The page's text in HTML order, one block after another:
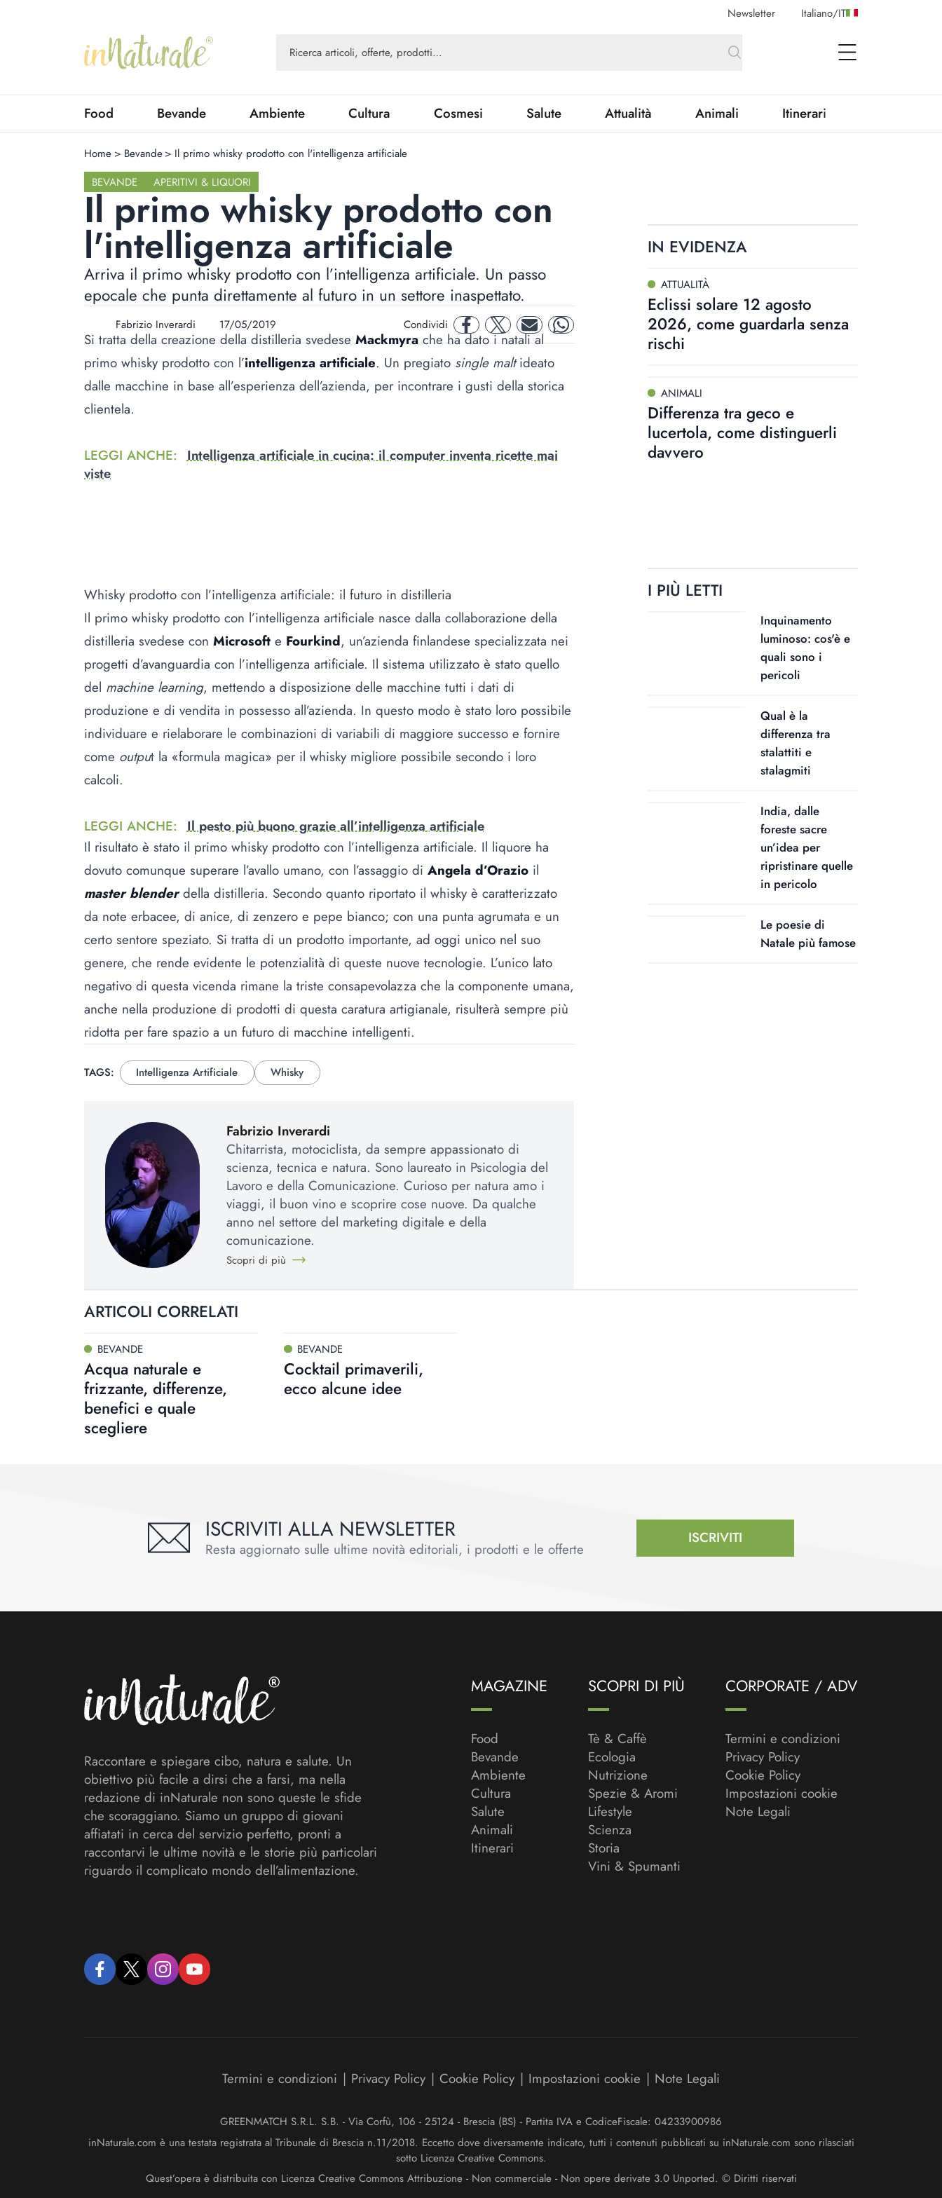
Newsletter Italiano/IT
open Menu
Food Bevande Ambiente Cultura Cosmesi Salute Attualità Animali Itinerari
Home > Bevande > Il primo whisky prodotto con l'intelligenza artificiale
BEVANDE
APERITIVI & LIQUORI
Il primo whisky prodotto con
l'intelligenza artificiale
Arriva il primo whisky prodotto con l’intelligenza artificiale. Un passo
epocale che punta direttamente al futuro in un settore inaspettato.
Fabrizio Inverardi 17/05/2019 Condividi facebooktwitter mail whatsapp
Si tratta della creazione della distilleria svedeseMackmyrache ha dato i natali al
primo whisky prodotto con l’intelligenza artificiale. Un pregiato single maltideato
dalle macchine in base all’esperienza dell’azienda, per incontrare i gusti della storica
clientela.
LEGGI ANCHE: Intelligenza artificiale in cucina: il computer inventa ricette mai
viste
Whisky prodotto con l’intelligenza artificiale: il futuro in distilleria
Il primo whisky prodotto con l’intelligenza artificiale nasce dalla collaborazione della
distilleria svedese con Microsoft e Fourkind, un’azienda finlandese specializzata nei
progetti d’avanguardia con l’intelligenza artificiale. Il sistema utilizzato è stato quello
del machine learning, mettendo a disposizione delle macchine tutti i dati di
produzione e di vendita in possesso all’azienda. In questo modo è stato loro possibile
individuare e rielaborare le combinazioni di variabili di maggiore successo e fornire
come output la «formula magica» per il whisky migliore possibile secondo i loro
calcoli.
LEGGI ANCHE: Il pesto più buono grazie all’intelligenza artificiale
Il risultato è stato il primo whisky prodotto con l’intelligenza artificiale. Il liquore ha
dovuto comunque superare l’avallo umano, con l’assaggio di Angela d’Orazio il
master blenderdella distilleria. Secondo quanto riportato il whisky è caratterizzato
da note erbacee, di anice, di zenzero e pepe bianco; con una punta agrumata e un
certo sentore speziato. Si tratta di un prodotto importante, ad oggi unico nel suo
genere, che rende evidente le potenzialità di queste nuove tecnologie. L’unico lato
negativo di questa vicenda rimane la triste consapevolazza che la componente umana,
anche nella produzione di prodotti di questa caratura artigianale, risulterà sempre più
ridotta per fare spazio a un futuro di macchine intelligenti.
TAGS: Intelligenza Artificiale Whisky
Fabrizio Inverardi
Chitarrista, motociclista, da sempre appassionato di
scienza, tecnica e natura. Sono laureato in Psicologia del
Lavoro e della Comunicazione. Curioso per natura amo i
viaggi, il buon vino e scoprire cose nuove. Da qualche
anno nel settore del marketing digitale e della
comunicazione.
Scopri di più
IN EVIDENZA
ATTUALITÀ
Eclissi solare 12 agosto
2026, come guardarla senza
rischi
ANIMALI
Differenza tra geco e
lucertola, come distinguerli
davvero
I PIÙ LETTI
Inquinamento
luminoso: cos'è e
quali sono i
pericoli
Qual è la
differenza tra
stalattiti e
stalagmiti
India, dalle
foreste sacre
un’idea per
ripristinare quelle
in pericolo
Le poesie di
Natale più famose
ARTICOLI CORRELATI
BEVANDE
Acqua naturale e
frizzante, differenze,
benefici e quale
scegliere
BEVANDE
Cocktail primaverili,
ecco alcune idee
ISCRIVITI ALLA NEWSLETTER
Resta aggiornato sulle ultime novità editoriali, i prodotti e le offerte
ISCRIVITI
Raccontare e spiegare cibo, natura e salute. Un
obiettivo più facile a dirsi che a farsi, ma nella
redazione di inNaturale non sono queste le sfide
che scoraggiano. Siamo un gruppo di giovani
affiatati in cerca del servizio perfetto, pronti a
raccontarvi le ultime novità e le storie più particolari
riguardo il complicato mondo dell’alimentazione.
facebooktwitter instagramyoutube
MAGAZINE
Food
Bevande
Ambiente
Cultura
Salute
Animali
Itinerari
SCOPRI DI PIÙ
Tè & Caffè
Ecologia
Nutrizione
Spezie & Aromi
Lifestyle
Scienza
Storia
Vini & Spumanti
CORPORATE / ADV
Termini e condizioni
Privacy Policy
Cookie Policy
Impostazioni cookie
Note Legali
Termini e condizioni | Privacy Policy | Cookie Policy | Impostazioni cookie | Note Legali
GREENMATCH S.R.L. S.B. - Via Corfù, 106 - 25124 - Brescia (BS) - Partita IVA e CodiceFiscale: 04233900986
inNaturale.com è una testata registrata al Tribunale di Brescia n.11/2018. Eccetto dove diversamente indicato, tutti i contenuti pubblicati su inNaturale.com sono rilasciati
sotto Licenza Creative Commons.
Quest’opera è distribuita con Licenza Creative Commons Attribuzione - Non commerciale - Non opere derivate 3.0 Unported. © Diritti riservati